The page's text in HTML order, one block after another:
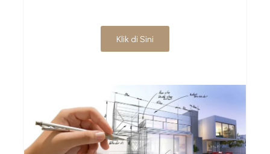
Klik di Sini